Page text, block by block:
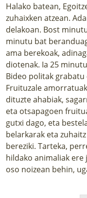
Halako batean,
zuhaixken atzean.
delakoan. Bost
minutu bat
ama berekoak,
diotenak. Ia 25
Bideo politak grabatu
Fruituzale
dituzte ahabiak,
eta otsapagoen
gutxi dago, eta
belarkarak eta
bereziki. Tarteka,
hildako animaliak
oso noizean behin,